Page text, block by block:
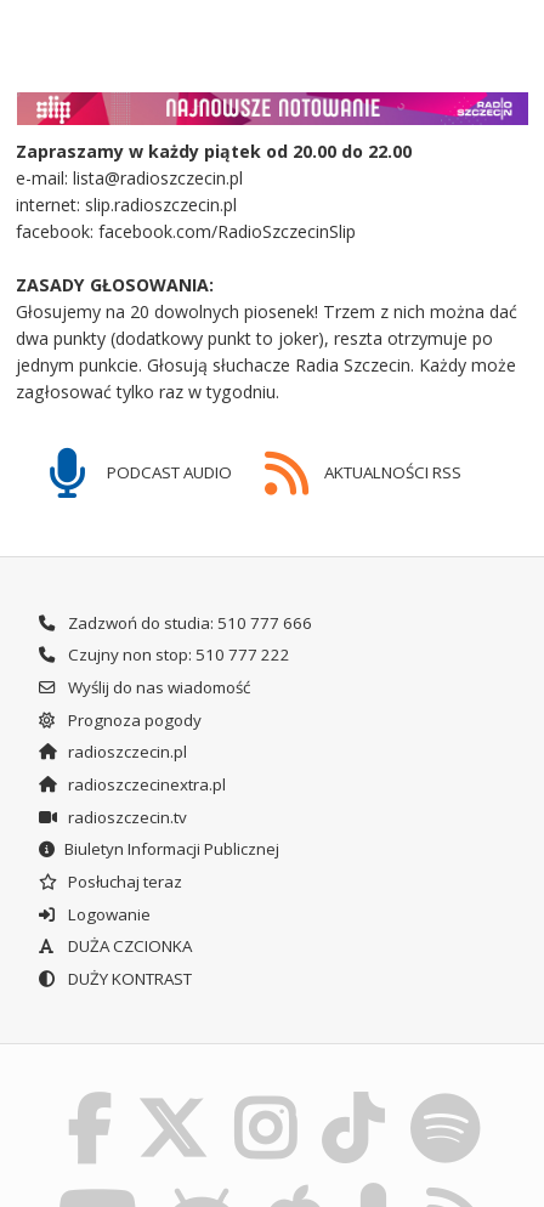
Zapraszamy w każdy piątek od 20.00 do 22.00
e-mail: lista@radioszczecin.pl
internet: slip.radioszczecin.pl
facebook: facebook.com/RadioSzczecinSlip
ZASADY GŁOSOWANIA:
Głosujemy na 20 dowolnych piosenek! Trzem z nich można dać
dwa punkty (dodatkowy punkt to joker), reszta otrzymuje po
jednym punkcie. Głosują słuchacze Radia Szczecin. Każdy może
zagłosować tylko raz w tygodniu.
PODCAST AUDIO AKTUALNOŚCI RSS
Zadzwoń do studia: 510 777 666
Czujny non stop: 510 777 222
Wyślij do nas wiadomość
Prognoza pogody
radioszczecin.pl
radioszczecinextra.pl
radioszczecin.tv
Biuletyn Informacji Publicznej
Posłuchaj teraz
Logowanie
DUŻA CZCIONKA
DUŻY KONTRAST